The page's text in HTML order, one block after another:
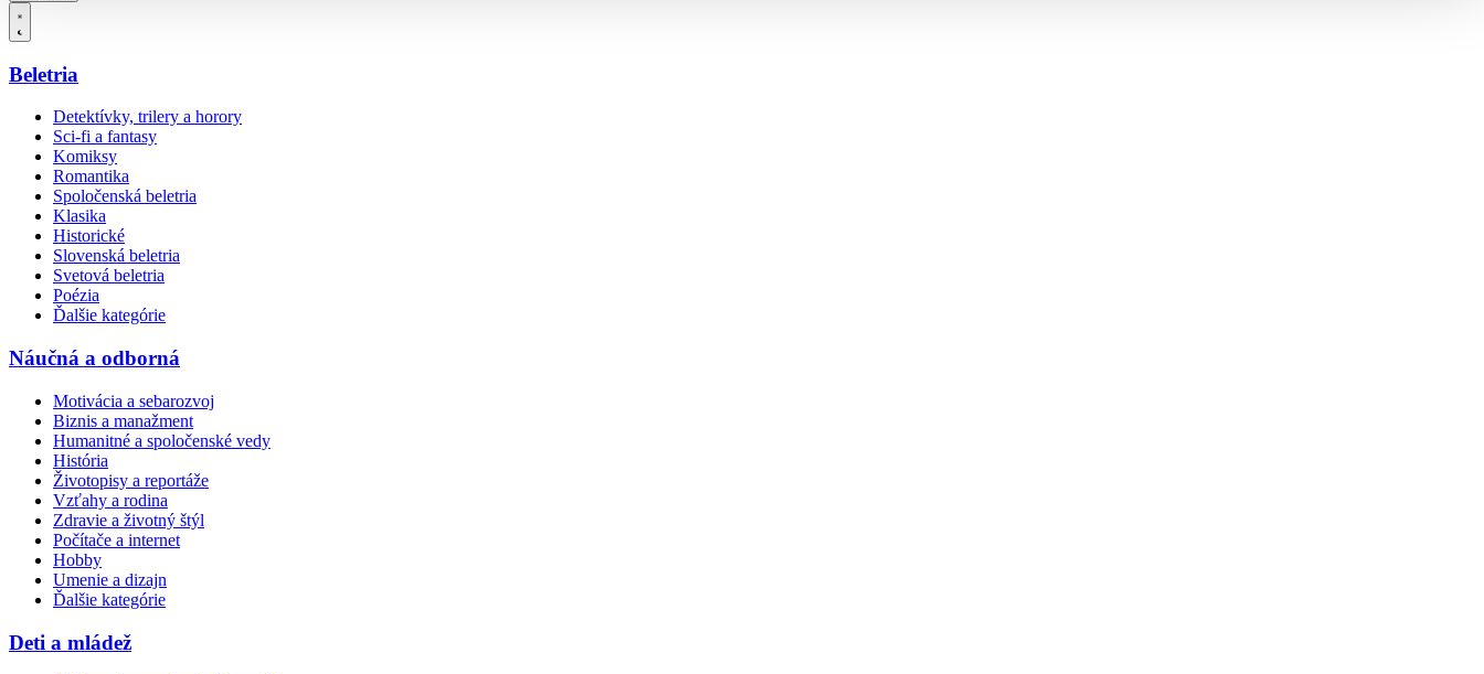
Beletria
Detektívky, trilery a horory
Sci-fi a fantasy
Komiksy
Romantika
Spoločenská beletria
Klasika
Historické
Slovenská beletria
Svetová beletria
Poézia
Ďalšie kategórie
Náučná a odborná
Motivácia a sebarozvoj
Biznis a manažment
Humanitné a spoločenské vedy
História
Životopisy a reportáže
Vzťahy a rodina
Zdravie a životný štýl
Počítače a internet
Hobby
Umenie a dizajn
Ďalšie kategórie
Deti a mládež